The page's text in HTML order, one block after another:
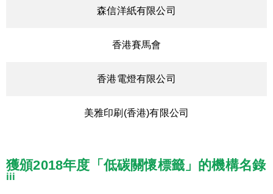
森信洋紙有限公司
香港賽馬會
香港電燈有限公司
美雅印刷(香港)有限公司
獲頒2018年度「低碳關懷標籤」的機構名錄
iii